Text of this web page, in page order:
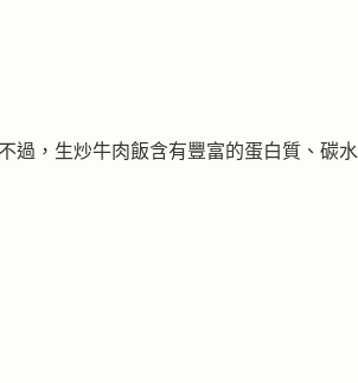
過，生炒牛肉飯含有豐富的蛋白質、碳水